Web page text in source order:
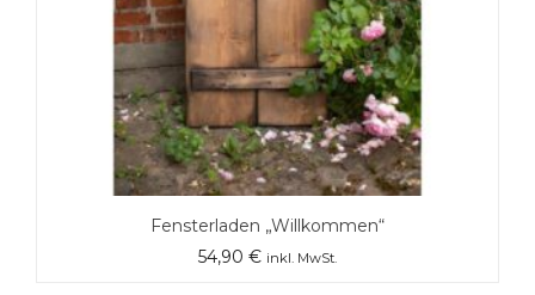
Fensterladen „Willkommen“
54,90 € inkl. MwSt.